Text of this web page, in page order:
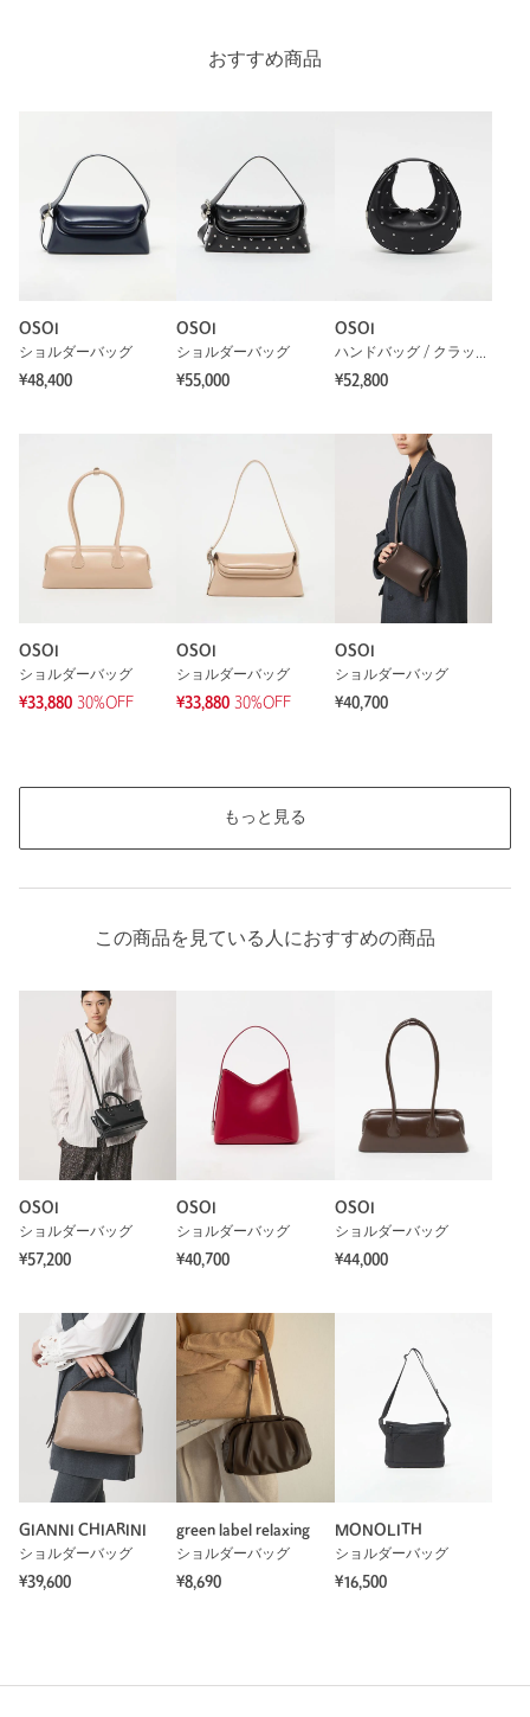
おすすめ商品
OSOI
ショルダーバッグ
¥48,400
OSOI
ショルダーバッグ
¥55,000
OSOI
ハンドバッグ / クラッチバッグ
¥52,800
OSOI
ショルダーバッグ
¥33,880 30%OFF
OSOI
ショルダーバッグ
¥33,880 30%OFF
OSOI
ショルダーバッグ
¥40,700
もっと見る
この商品を見ている人におすすめの商品
OSOI
ショルダーバッグ
¥57,200
OSOI
ショルダーバッグ
¥40,700
OSOI
ショルダーバッグ
¥44,000
GIANNI CHIARINI
ショルダーバッグ
¥39,600
green label relaxing
ショルダーバッグ
¥8,690
MONOLITH
ショルダーバッグ
¥16,500